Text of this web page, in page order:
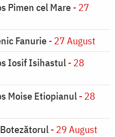
Pimen cel Mare- 27
Fanurie- 27 August
Iosif Isihastul- 28
Moise Etiopianul- 28
- 29 August